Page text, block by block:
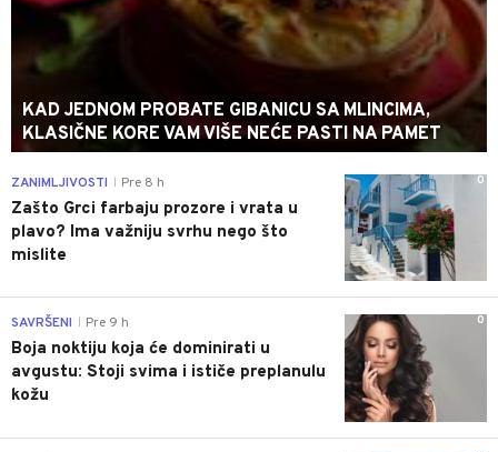
KAD JEDNOM PROBATE GIBANICU SA MLINCIMA,
KLASIČNE KORE VAM VIŠE NEĆE PASTI NA PAMET
0
ZANIMLJIVOSTI Pre 8 h
Zašto Grci farbaju prozore i vrata u
plavo? Ima važniju svrhu nego što
mislite
0
SAVRŠENI Pre 9 h
Boja noktiju koja će dominirati u
avgustu: Stoji svima i ističe preplanulu
kožu